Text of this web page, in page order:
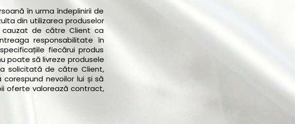
în urma îndeplinirii de
din utilizarea produselor
cauzat de către Client ca
responsabilitate în
fiecărui produs
poate să livreze produsele
solicitată de către Client,
nevoilor lui și să
oferte valorează contract,